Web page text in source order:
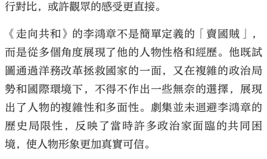
行對比，或許觀眾的感受更直接。
《走向共和》的李鴻章不是簡單定義的「賣國賊」，
而是從多個角度展現了他的人物性格和經歷。他既試
圖通過洋務改革拯救國家的一面，又在複雜的政治局
勢和國際環境下，不得不作出一些無奈的選擇，展現
出了人物的複雜性和多面性。劇集並未迴避李鴻章的
歷史局限性，反映了當時許多政治家面臨的共同困
境，使人物形象更加真實可信。